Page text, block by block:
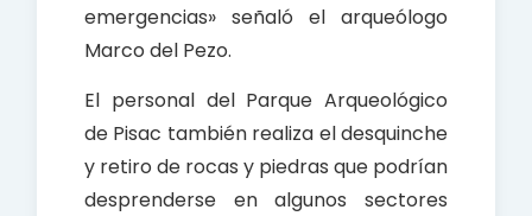
emergencias» señaló el arqueólogo
Marco del Pezo.
El personal del Parque Arqueológico
de Pisac también realiza el desquinche
y retiro de rocas y piedras que podrían
desprenderse en algunos sectores